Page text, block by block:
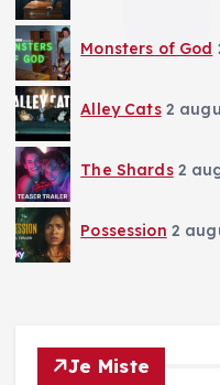
Monsters of God
Alley Cats 2
The Shards 2
Possession 2
Je Miste